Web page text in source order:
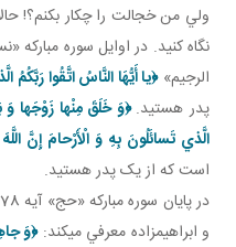
ولي من خجالت را چکار بکنم؟!
نگاه کنيد. در اوايل سوره
الرجيم»﴿يا أَيُّهَا النَّاسُ اتَّقُوا
پدر هستيد.﴿وَ خَلَقَ مِنْها زَوْجَها وَ
الَّذي تَسائَلُونَ بِهِ وَ الْأَرْحامَ إِنَّ
است که از يک پدر هستيد.
و ابراهيم زاده معرفي مي کند:﴿وَ